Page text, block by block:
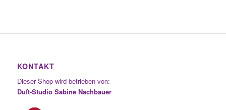
KONTAKT
Dieser Shop wird betrieben von:
Duft-Studio Sabine Nachbauer